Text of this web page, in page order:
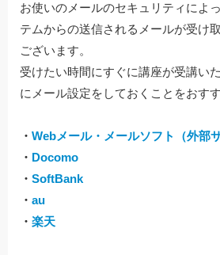
お使いのメールのセキュリティによ
テムからの送信されるメールが受け
ございます。
受けたい時間にすぐに講座が受講い
にメール設定をしておくことをおす
・ Webメール・メールソフト（外部サ
・ Docomo
・ SoftBank
・ au
・ 楽天